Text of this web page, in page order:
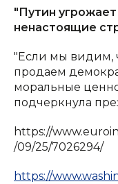
"Путин
ненастоящие
"Если мы видим,
продаем
моральные
подчеркнула
https://
/09/25/7026294/
https://